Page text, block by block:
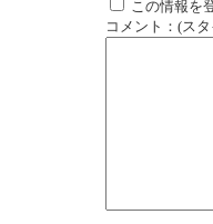
この情報を
コメント：(ス